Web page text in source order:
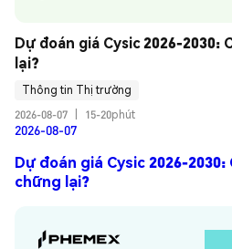
Dự đoán giá Cysic 2026-2030:
lại?
Thông tin Thị trường
2026-08-07
15-20phút
2026-08-07
Dự đoán giá Cysic 2026-
chững lại?